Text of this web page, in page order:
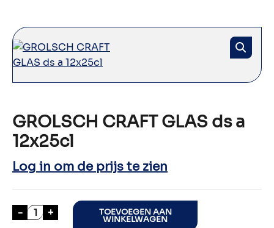
GROLSCH CRAFT GLAS ds a
12x25cl
Log in om de prijs te zien
- GROLSCH CRAFT GLAS ds a 12x25cl aantal
+ TOEVOEGEN AAN
WINKELWAGEN